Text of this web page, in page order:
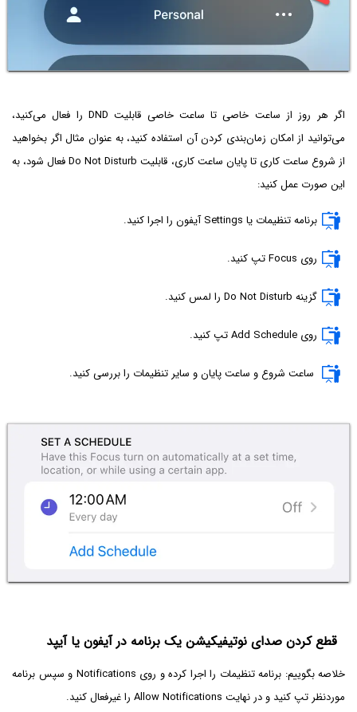
اگر هر روز از ساعت خاصی تا ساعت خاصی قابلیت DND را فعال می‌کنید،
می‌توانید از امکان زمان‌بندی کردن آن استفاده کنید، به عنوان مثال اگر بخواهید
از شروع ساعت کاری تا پایان ساعت کاری، قابلیت Do Not Disturb فعال شود، به
این صورت عمل کنید:
برنامه تنظیمات یا Settings آیفون را اجرا کنید.
روی Focus تپ کنید.
گزینه Do Not Disturb را لمس کنید.
روی Add Schedule تپ کنید.
ساعت شروع و ساعت پایان و سایر تنظیمات را بررسی کنید.
قطع کردن صدای نوتیفیکیشن یک برنامه در آیفون یا آیپد
خلاصه بگوییم: برنامه تنظیمات را اجرا کرده و روی Notifications و سپس برنامه
موردنظر تپ کنید و در نهایت Allow Notifications را غیرفعال کنید.